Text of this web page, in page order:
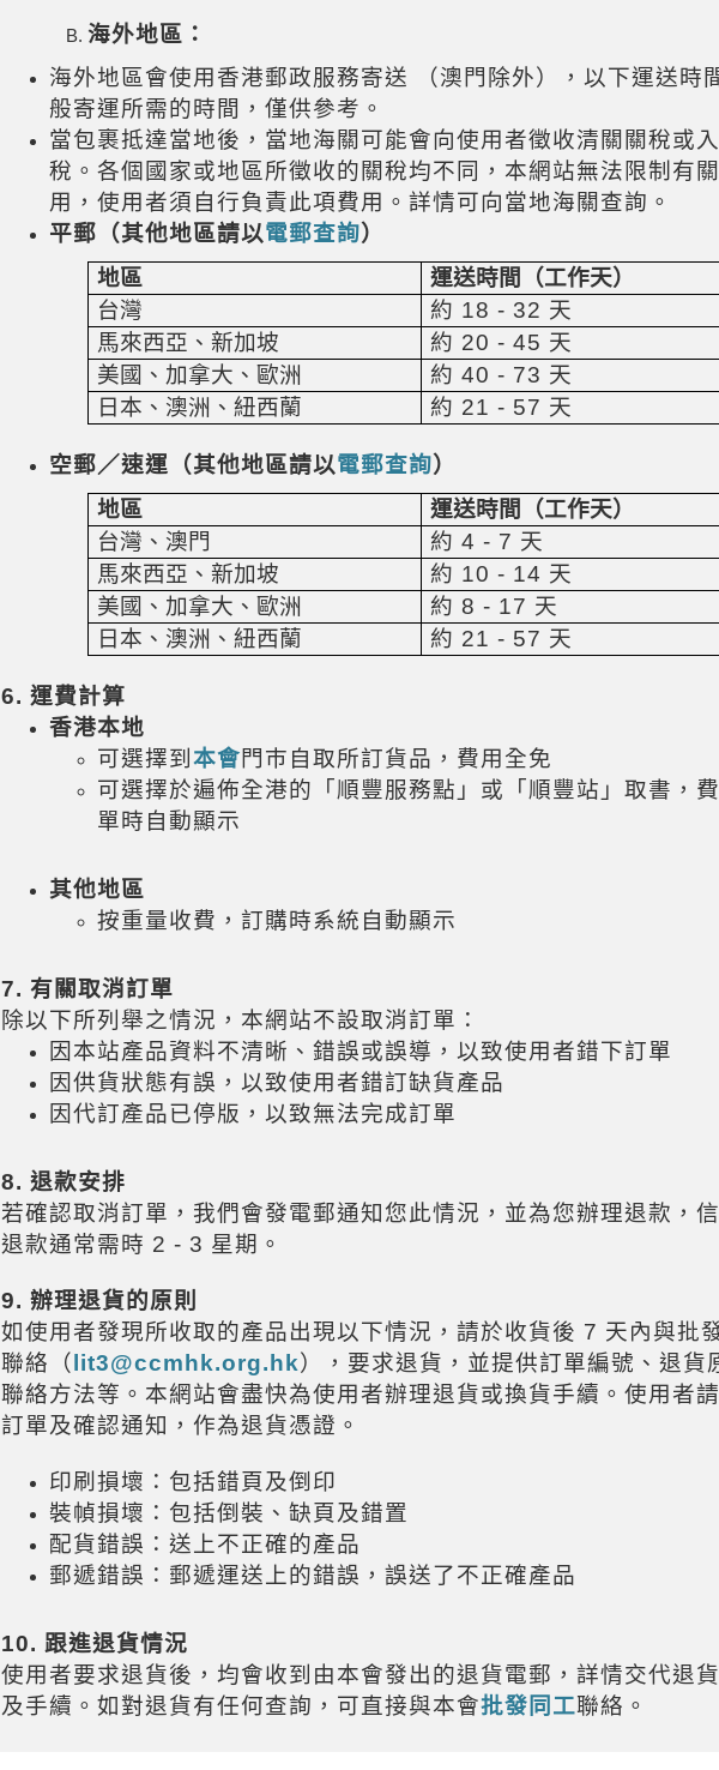
海外地區：
海外地區會使用香港郵政服務寄送
（澳門除外），以下運送時
般寄運所需的時間，僅供參考。
當包裹抵達當地後，當地海關可能會向使用者徵收清關關稅或
稅。各個國家或地區所徵收的關稅均不同，本網站無法限制有
用，使用者須自行負責此項費用。詳情可向當地海關查詢。
平郵（其他地區請以電郵查詢）
地區
運送時間（工作天）
台灣
約 18 - 32 天
馬來西亞、新加坡
約 20 - 45 天
美國、加拿大、歐洲
約 40 - 73 天
日本、澳洲、紐西蘭
約 21 - 57 天
空郵／速運（其他地區請以電郵查詢）
地區
運送時間（工作天）
台灣、澳門
約 4 - 7 天
馬來西亞、新加坡
約 10 - 14 天
美國、加拿大、歐洲
約 8 - 17 天
日本、澳洲、紐西蘭
約 21 - 57 天
6. 運費計算
香港本地
可選擇到 本會門巿自取所訂貨品，費用全免
可選擇於遍佈全港的「順豐服務點」或「順豐站」取書，
單時自動顯示
其他地區
按重量收費，訂購時系統自動顯示
7. 有關取消訂單
除以下所列舉之情況，本網站不設取消訂單：
因本站產品資料不清晰、錯誤或誤導，以致使用者錯下訂單
因供貨狀態有誤，以致使用者錯訂缺貨產品
因代訂產品已停版，以致無法完成訂單
8. 退款安排
若確認取消訂單，我們會發電郵通知您此情況，並為您辦理退款，
退款通常需時 2 - 3 星期。
9. 辦理退貨的原則
如使用者發現所收取的產品出現以下情況，請於收貨後 7 天內與批
聯絡（ lit3@ccmhk.org.hk），要求退貨，並提供訂單編號、退貨
聯絡方法等。本網站會盡快為使用者辦理退貨或換貨手續。使用者
訂單及確認通知，作為退貨憑證。
印刷損壞：包括錯頁及倒印
裝幀損壞：包括倒裝、缺頁及錯置
配貨錯誤：送上不正確的產品
郵遞錯誤：郵遞運送上的錯誤，誤送了不正確產品
10. 跟進退貨情況
使用者要求退貨後，均會收到由本會發出的退貨電郵，詳情交代退
及手續。如對退貨有任何查詢，可直接與本會批發同工聯絡。